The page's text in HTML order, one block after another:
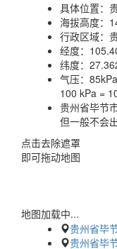
具体位置：
海拔高度：
行政区域：
经度：
纬度：
气压：
100 kPa =
贵州省毕节
但一般不会
点击去除遮罩
即可拖动地图
地图加载中...
贵州省毕
贵州省毕